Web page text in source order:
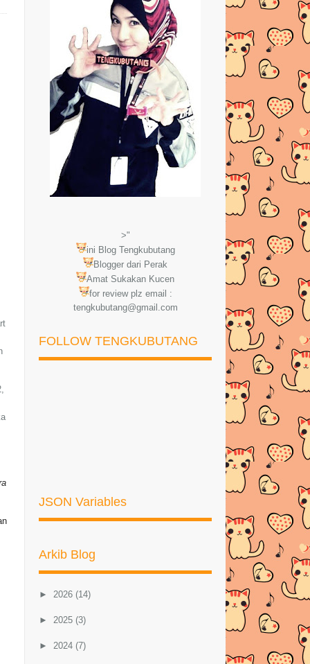
>"
ini Blog Tengkubutang
Blogger dari Perak
Amat Sukakan Kucen
for review plz email :
tengkubutang@gmail.com
FOLLOW TENGKUBUTANG
JSON Variables
Arkib Blog
► 2026 (14)
► 2025 (3)
► 2024 (7)